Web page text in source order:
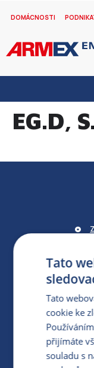
DOMÁCNOSTI
EG.D,
MÁM
Tato
Tato
cookie ke
přijímáte
souladu s